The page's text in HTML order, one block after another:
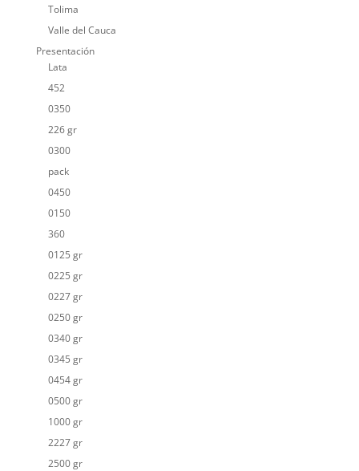
Tolima
Valle del Cauca
Presentación
Lata
452
0350
226 gr
0300
pack
0450
0150
360
0125 gr
0225 gr
0227 gr
0250 gr
0340 gr
0345 gr
0454 gr
0500 gr
1000 gr
2227 gr
2500 gr